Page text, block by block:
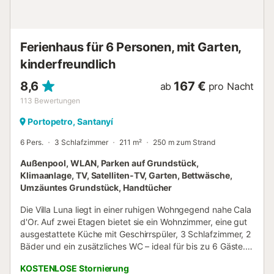
Ferienhaus für 6 Personen, mit Garten,
kinderfreundlich
8,6
113 Bewertungen
ab 167 € pro Nacht
Portopetro, Santanyí
6 Pers. 3 Schlafzimmer 211 m² 250 m zum Strand
Außenpool, WLAN, Parken auf Grundstück,
Klimaanlage, TV, Satelliten-TV, Garten, Bettwäsche,
Umzäuntes Grundstück, Handtücher
Die Villa Luna liegt in einer ruhigen Wohngegend nahe Cala
d'Or. Auf zwei Etagen bietet sie ein Wohnzimmer, eine gut
ausgestattete Küche mit Geschirrspüler, 3 Schlafzimmer, 2
Bäder und ein zusätzliches WC – ideal für bis zu 6 Gäste.
Kamin (nicht nutzbar) und TV sind vorhanden. Das
KOSTENLOSE Stornierung